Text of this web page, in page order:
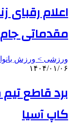
اعلام رقبای
مقدماتی
ورزشی > ورزش
۱۴۰۴/۰۱/۰۶
برد قاطع تیم
کاپ آسیا